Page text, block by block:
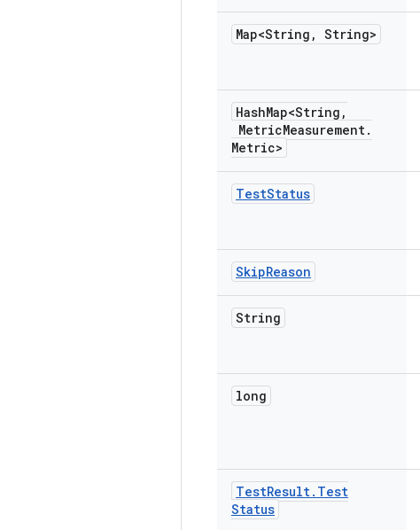
Map<String , String>
HashMap<String ,
MetricMeasurement.
Metric>
TestStatus
SkipReason
String
long
TestResult. Test
Status